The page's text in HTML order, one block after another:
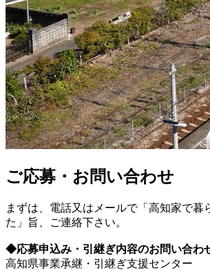
ご応募・お問い合わせ
まずは、電話又はメールで「高知家で暮
た」旨、ご連絡下さい。
◆応募申込み・引継ぎ内容のお問い合わ
高知県事業承継・引継ぎ支援センター